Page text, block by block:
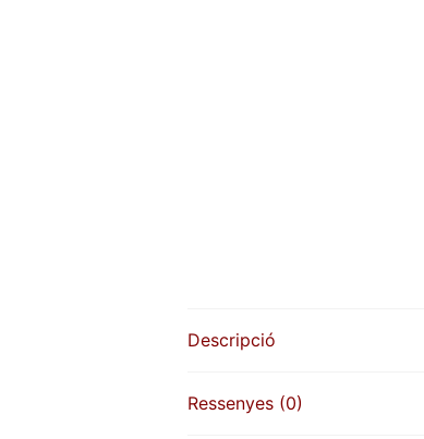
Descripció
Ressenyes (0)